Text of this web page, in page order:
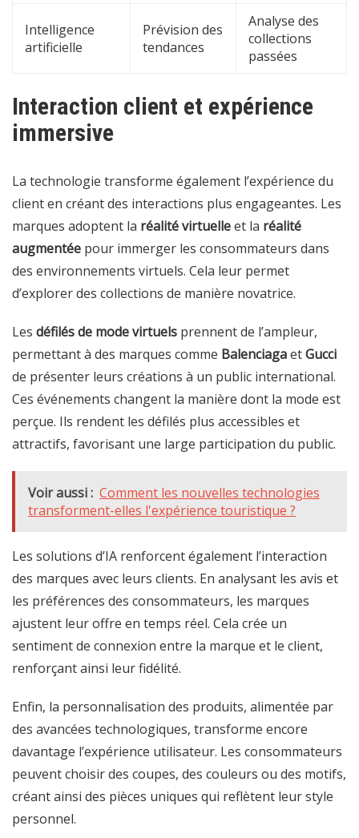
Intelligence
artificielle
Prévision des
tendances
Analyse des
collections
passées
Interaction client et expérience
immersive
La technologie transforme également l’expérience du
client en créant des interactions plus engageantes. Les
marques adoptent la réalité virtuelleet la réalité
augmentée pour immerger les consommateurs dans
des environnements virtuels. Cela leur permet
d’explorer des collections de manière novatrice.
Les défilés de mode virtuels prennent de l’ampleur,
permettant à des marques comme BalenciagaetGucci
de présenter leurs créations à un public international.
Ces événements changent la manière dont la mode est
perçue. Ils rendent les défilés plus accessibles et
attractifs, favorisant une large participation du public.
Voir aussi : Comment les nouvelles technologies
transforment-elles l'expérience touristique ?
Les solutions d’IA renforcent également l’interaction
des marques avec leurs clients. En analysant les avis et
les préférences des consommateurs, les marques
ajustent leur offre en temps réel. Cela crée un
sentiment de connexion entre la marque et le client,
renforçant ainsi leur fidélité.
Enfin, la personnalisation des produits, alimentée par
des avancées technologiques, transforme encore
davantage l’expérience utilisateur. Les consommateurs
peuvent choisir des coupes, des couleurs ou des motifs,
créant ainsi des pièces uniques qui reflètent leur style
personnel.